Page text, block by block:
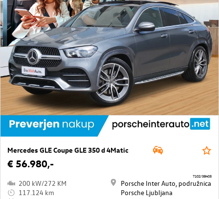
Mercedes GLE Coupe GLE 350 d 4Matic
€ 56.980,-
200 kW/272 KM
117.124 km
Porsche Inter Auto, podružnica
Porsche Ljubljana
7102/38405